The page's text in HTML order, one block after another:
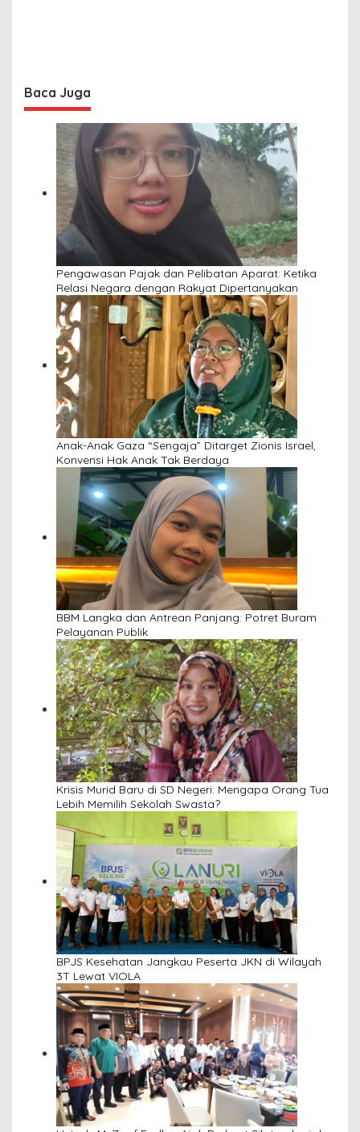
Baca Juga
Pengawasan Pajak dan Pelibatan Aparat: Ketika
Relasi Negara dengan Rakyat Dipertanyakan
Anak-Anak Gaza “Sengaja” Ditarget Zionis Israel,
Konvensi Hak Anak Tak Berdaya
BBM Langka dan Antrean Panjang: Potret Buram
Pelayanan Publik
Krisis Murid Baru di SD Negeri: Mengapa Orang Tua
Lebih Memilih Sekolah Swasta?
BPJS Kesehatan Jangkau Peserta JKN di Wilayah
3T Lewat VIOLA